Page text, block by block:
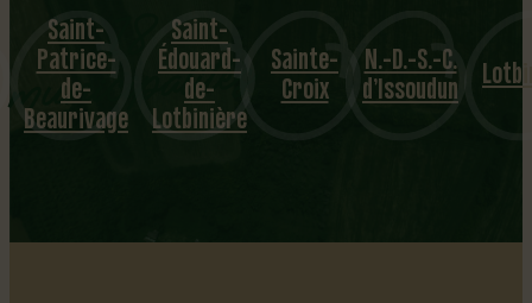
1
8
mu
nicipalités
Saint-
Patrice-
de-
Beaurivage
Saint-
Édouard-
de-
Lotbinière
Sainte-
Croix
N.-D.-S.-C.
d’Issoudun